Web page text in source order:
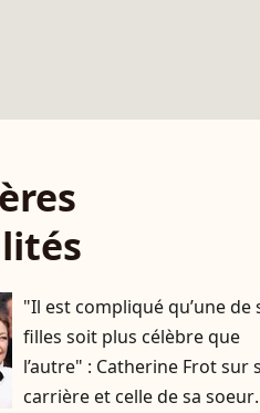
"Il est compliqué qu’une de
filles soit plus célèbre que
l’autre" : Catherine Frot sur
carrière et celle de sa soeur